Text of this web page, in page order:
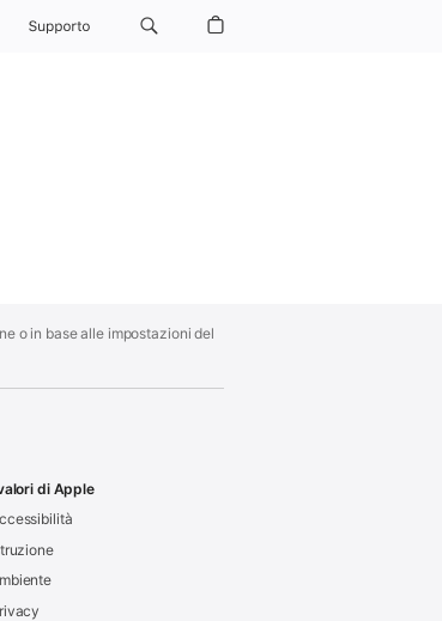
Supporto
o in base alle impostazioni del
di Apple